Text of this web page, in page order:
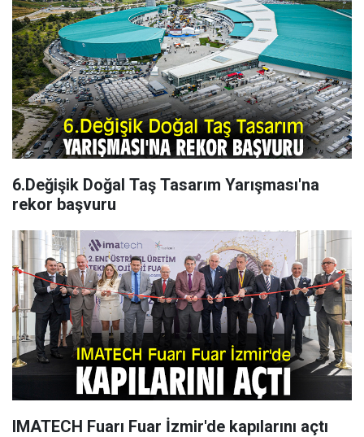
6.Değişik Doğal Taş Tasarım Yarışması'na
rekor başvuru
IMATECH Fuarı Fuar İzmir'de kapılarını açtı